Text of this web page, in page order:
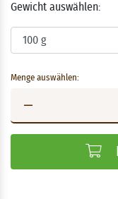
Gewicht auswählen:
Menge auswählen: